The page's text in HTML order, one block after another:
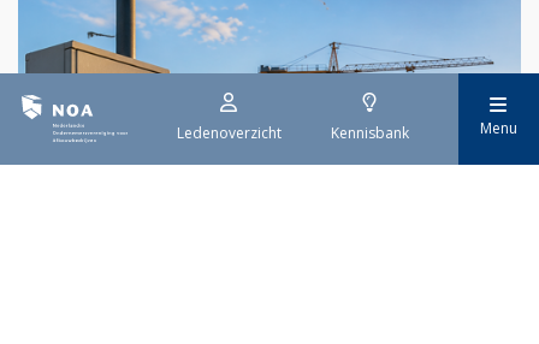
Ledenoverzicht Kennisbank Menu